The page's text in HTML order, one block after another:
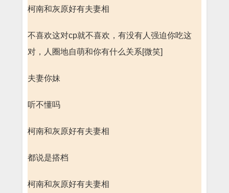
柯南和灰原好有夫妻相
不喜欢这对cp就不喜欢，有没有人强迫你吃这
对，人圈地自萌和你有什么关系[微笑]
夫妻你妹
听不懂吗
柯南和灰原好有夫妻相
都说是搭档
柯南和灰原好有夫妻相